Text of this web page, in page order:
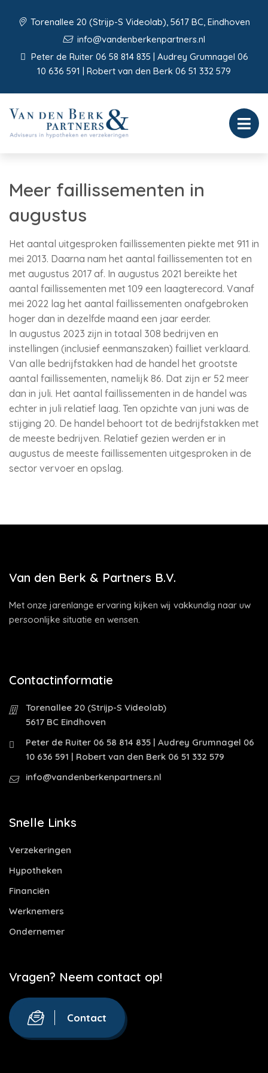
Torenallee 20 (Strijp-S Videolab), 5617 BC, Eindhoven
info@vandenberkenpartners.nl
Peter de Ruiter 06 58 814 835 | Audrey Grumnagel 06
10 636 591 | Robert van den Berk 06 51 332 579
Meer faillissementen in
augustus
Het aantal uitgesproken faillissementen piekte met 911 in
mei 2013. Daarna nam het aantal faillissementen tot en
met augustus 2017 af. In augustus 2021 bereikte het
aantal faillissementen met 109 een laagterecord. Vanaf
mei 2022 lag het aantal faillissementen onafgebroken
hoger dan in dezelfde maand een jaar eerder.
In augustus 2023 zijn in totaal 308 bedrijven en
instellingen (inclusief eenmanszaken) failliet verklaard.
Van alle bedrijfstakken had de handel het grootste
aantal faillissementen, namelijk 86. Dat zijn er 52 meer
dan in juli. Het aantal faillissementen in de handel was
echter in juli relatief laag. Ten opzichte van juni was de
stijging 20. De handel behoort tot de bedrijfstakken met
de meeste bedrijven. Relatief gezien werden er in
augustus de meeste faillissementen uitgesproken in de
sector vervoer en opslag.
Van den Berk & Partners B.V.
Met onze jarenlange ervaring kijken wij vakkundig naar uw
persoonlijke situatie en wensen.
Contactinformatie
Torenallee 20 (Strijp-S Videolab)
5617 BC Eindhoven
Peter de Ruiter 06 58 814 835 | Audrey Grumnagel 06
10 636 591 | Robert van den Berk 06 51 332 579
info@vandenberkenpartners.nl
Snelle Links
Verzekeringen
Hypotheken
Financiën
Werknemers
Ondernemer
Vragen? Neem contact op!
Contact